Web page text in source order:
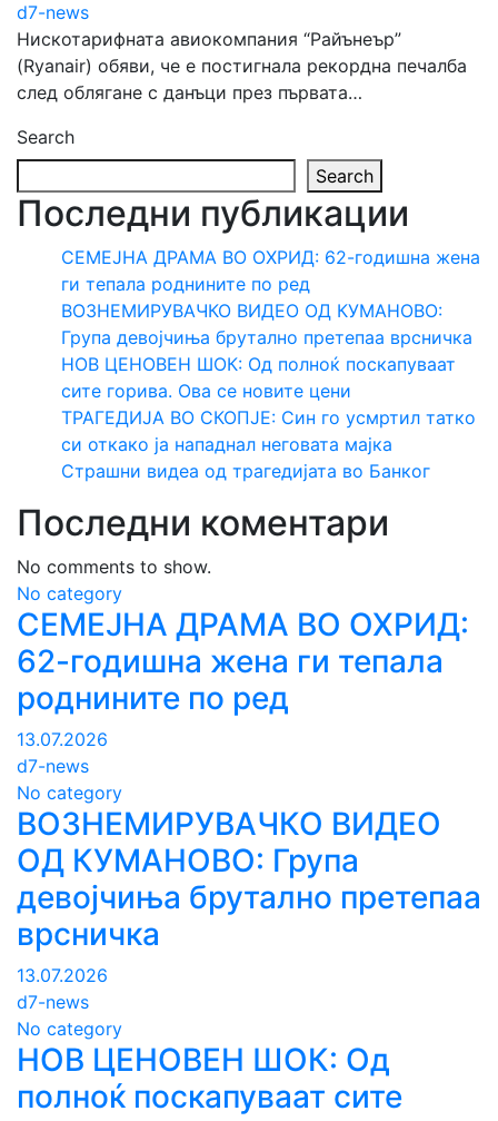
d7-news
Нискотарифната авиокомпания “Райънеър”
(Ryanair) обяви, че е постигнала рекордна печалба
след облягане с данъци през първата…
Search
Search
Последни публикации
СЕМЕЈНА ДРАМА ВО ОХРИД: 62-годишна жена
ги тепала роднините по ред
ВОЗНЕМИРУВАЧКО ВИДЕО ОД КУМАНОВО:
Група девојчиња брутално претепаа врсничка
НОВ ЦЕНОВЕН ШОК: Од полноќ поскапуваат
сите горива. Ова се новите цени
ТРАГЕДИЈА ВО СКОПЈЕ: Син го усмртил татко
си откако ја нападнал неговата мајка
Страшни видеа од трагедијата во Банког
Последни коментари
No comments to show.
No category
СЕМЕЈНА ДРАМА ВО ОХРИД:
62-годишна жена ги тепала
роднините по ред
13.07.2026
d7-news
No category
ВОЗНЕМИРУВАЧКО ВИДЕО
ОД КУМАНОВО: Група
девојчиња брутално претепаа
врсничка
13.07.2026
d7-news
No category
НОВ ЦЕНОВЕН ШОК: Од
полноќ поскапуваат сите